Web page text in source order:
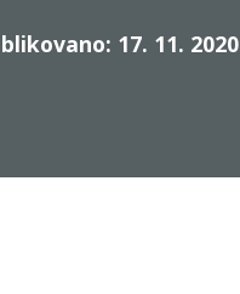
17. 11. 2020